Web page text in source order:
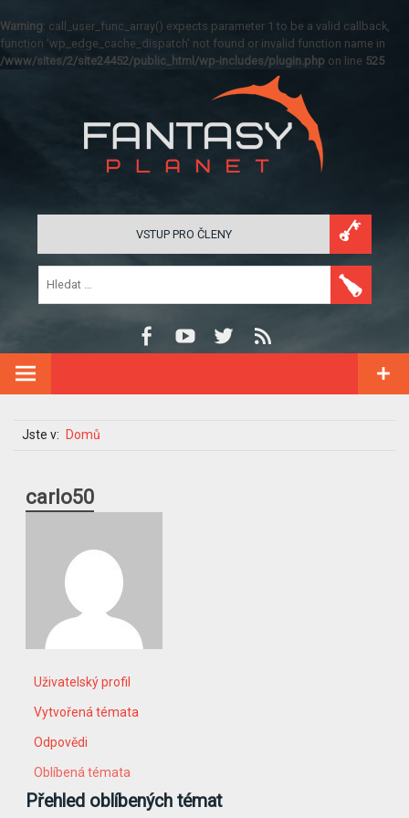
Warning: call_user_func_array() expects parameter 1 to be a valid callback,
function 'wp_edge_cache_dispatch' not found or invalid function name in
/www/sites/2/site24452/public_html/wp-includes/plugin.php on line 525
VSTUP PRO ČLENY
Jste v: Domů
carlo50
Uživatelský profil
Vytvořená témata
Odpovědi
Oblíbená témata
Přehled oblíbených témat